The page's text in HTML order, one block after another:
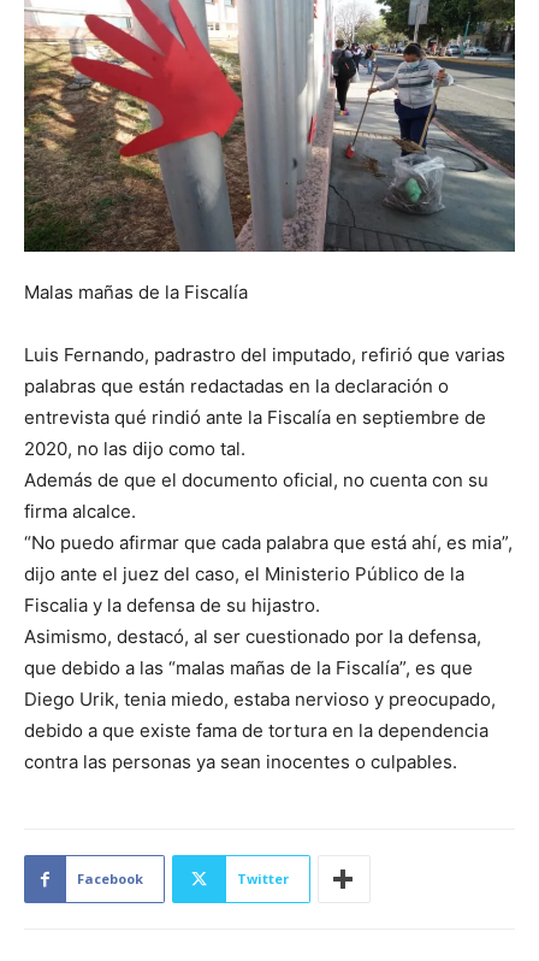
Malas mañas de la Fiscalía
Luis Fernando, padrastro del imputado, refirió que varias
palabras que están redactadas en la declaración o
entrevista qué rindió ante la Fiscalía en septiembre de
2020, no las dijo como tal.
Además de que el documento oficial, no cuenta con su
firma alcalce.
“No puedo afirmar que cada palabra que está ahí, es mia”,
dijo ante el juez del caso, el Ministerio Público de la
Fiscalia y la defensa de su hijastro.
Asimismo, destacó, al ser cuestionado por la defensa,
que debido a las “malas mañas de la Fiscalía”, es que
Diego Urik, tenia miedo, estaba nervioso y preocupado,
debido a que existe fama de tortura en la dependencia
contra las personas ya sean inocentes o culpables.
Facebook Twitter